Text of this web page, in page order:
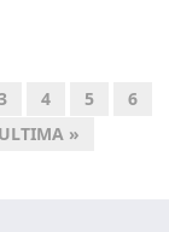
4 5
6
ULTIMA »